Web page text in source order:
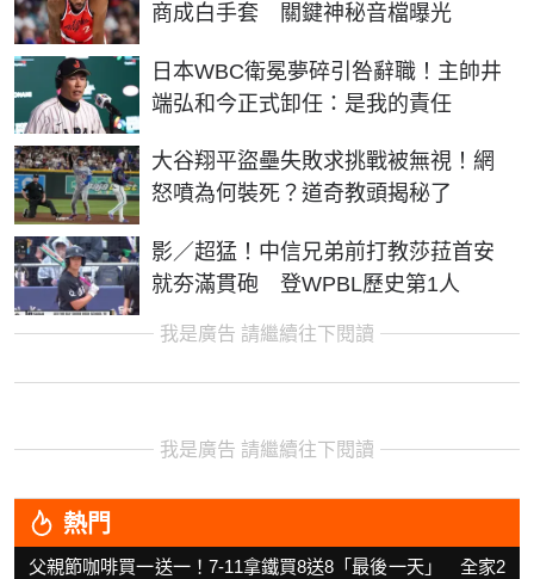
商成白手套 關鍵神秘音檔曝光
日本WBC衛冕夢碎引咎辭職！主帥井
端弘和今正式卸任：是我的責任
大谷翔平盜壘失敗求挑戰被無視！網
怒噴為何裝死？道奇教頭揭秘了
影／超猛！中信兄弟前打教莎菈首安
就夯滿貫砲 登WPBL歷史第1人
我是廣告 請繼續往下閱讀
我是廣告 請繼續往下閱讀
熱門
父親節咖啡買一送一！7-11拿鐵買8送8「最後一天」 全家2